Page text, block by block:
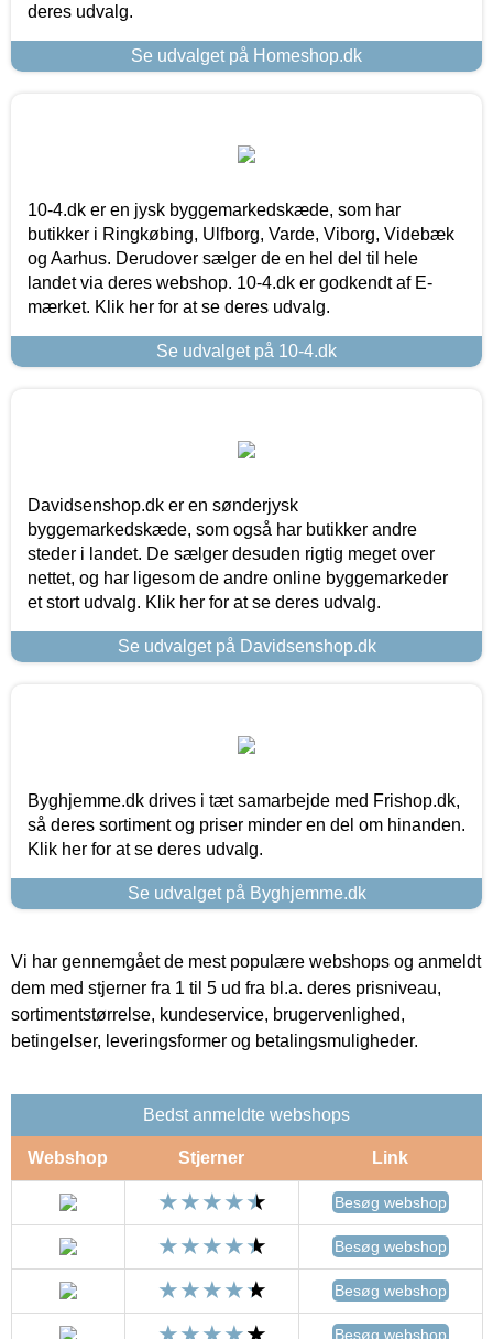
deres udvalg.
Se udvalget på Homeshop.dk
10-4.dk er en jysk byggemarkedskæde, som har
butikker i Ringkøbing, Ulfborg, Varde, Viborg, Videbæk
og Aarhus. Derudover sælger de en hel del til hele
landet via deres webshop. 10-4.dk er godkendt af E-
mærket. Klik her for at se deres udvalg.
Se udvalget på 10-4.dk
Davidsenshop.dk er en sønderjysk
byggemarkedskæde, som også har butikker andre
steder i landet. De sælger desuden rigtig meget over
nettet, og har ligesom de andre online byggemarkeder
et stort udvalg. Klik her for at se deres udvalg.
Se udvalget på Davidsenshop.dk
Byghjemme.dk drives i tæt samarbejde med Frishop.dk,
så deres sortiment og priser minder en del om hinanden.
Klik her for at se deres udvalg.
Se udvalget på Byghjemme.dk
Vi har gennemgået de mest populære webshops og anmeldt
dem med stjerner fra 1 til 5 ud fra bl.a. deres prisniveau,
sortimentstørrelse, kundeservice, brugervenlighed,
betingelser, leveringsformer og betalingsmuligheder.
Bedst anmeldte webshops
Webshop Stjerner Link
Besøg webshop
Besøg webshop
Besøg webshop
Besøg webshop